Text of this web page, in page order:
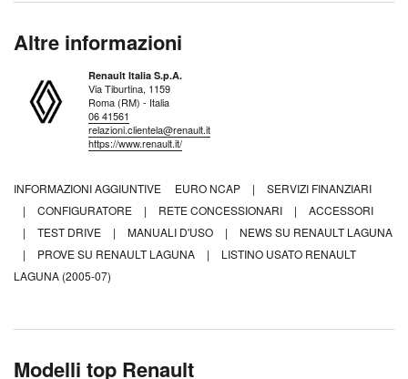
Altre informazioni
Renault Italia S.p.A.
Via Tiburtina, 1159
Roma (RM) - Italia
06 41561
relazioni.clientela@renault.it
https://www.renault.it/
INFORMAZIONI AGGIUNTIVE EURO NCAP |
SERVIZI FINANZIARI
|
CONFIGURATORE | RETE CONCESSIONARI |
ACCESSORI
|
TEST DRIVE | MANUALI D'USO |
NEWS SU RENAULT LAGUNA
|
PROVE SU RENAULT LAGUNA |
LISTINO USATO RENAULT
LAGUNA (2005-07)
Modelli top Renault